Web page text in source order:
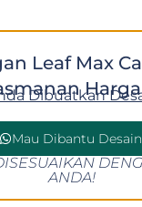
Leaf Max
Dibuatkan
Mau Dibantu
ANDA!